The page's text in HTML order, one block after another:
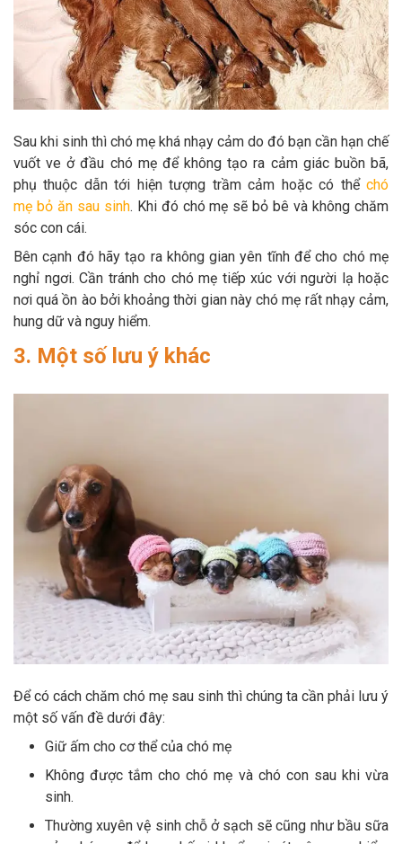
Sau khi sinh thì chó mẹ khá nhạy cảm do đó bạn cần hạn chế
vuốt ve ở đầu chó mẹ để không tạo ra cảm giác buồn bã,
phụ thuộc dẫn tới hiện tượng trầm cảm hoặc có thể chó
mẹ bỏ ăn sau sinh. Khi đó chó mẹ sẽ bỏ bê và không chăm
sóc con cái.
Bên cạnh đó hãy tạo ra không gian yên tĩnh để cho chó mẹ
nghỉ ngơi. Cần tránh cho chó mẹ tiếp xúc với người lạ hoặc
nơi quá ồn ào bởi khoảng thời gian này chó mẹ rất nhạy cảm,
hung dữ và nguy hiểm.
3. Một số lưu ý khác
Để có cách chăm chó mẹ sau sinh thì chúng ta cần phải lưu ý
một số vấn đề dưới đây:
Giữ ấm cho cơ thể của chó mẹ
Không được tắm cho chó mẹ và chó con sau khi vừa
sinh.
Thường xuyên vệ sinh chỗ ở sạch sẽ cũng như bầu sữa